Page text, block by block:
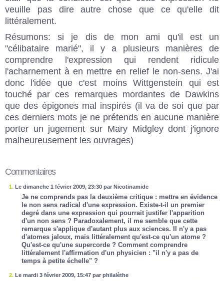
veuille pas dire autre chose que ce qu'elle dit
littéralement.
Résumons: si je dis de mon ami qu'il est un
"célibataire marié", il y a plusieurs manières de
comprendre l'expression qui rendent ridicule
l'acharnement à en mettre en relief le non-sens. J'ai
donc l'idée que c'est moins Wittgenstein qui est
touché par ces remarques mordantes de Dawkins
que des épigones mal inspirés (il va de soi que par
ces derniers mots je ne prétends en aucune manière
porter un jugement sur Mary Midgley dont j'ignore
malheureusement les ouvrages)
Commentaires
1. Le dimanche 1 février 2009, 23:30 par Nicotinamide
Je ne comprends pas la deuxième critique : mettre en évidence
le non sens radical d'une expression. Existe-t-il un premier
degré dans une expression qui pourrait justifer l'apparition
d'un non sens ? Paradoxalement, il me semble que cette
remarque s'applique d'autant plus aux sciences. Il n'y a pas
d'atomes jaloux, mais littéralement qu'est-ce qu'un atome ?
Qu'est-ce qu'une supercorde ? Comment comprendre
littéralement l'affirmation d'un physicien : "il n'y a pas de
temps à petite échelle" ?
2. Le mardi 3 février 2009, 15:47 par philalèthe